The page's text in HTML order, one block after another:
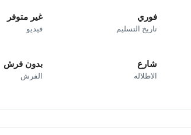
فوري
تاريخ التسليم
غير متوفر
فيديو
شارع
الاطلاله
بدون فرش
الفرش